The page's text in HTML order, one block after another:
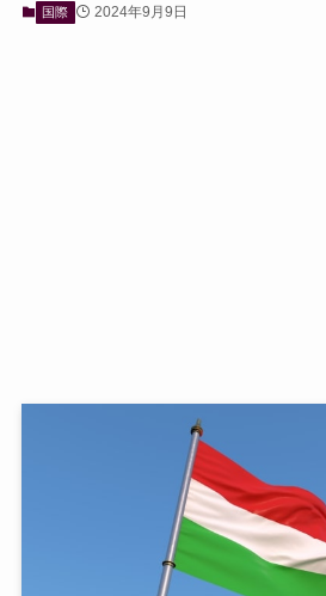
国際 2024年9月9日